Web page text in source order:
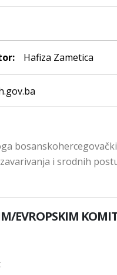
Hafiza Zametica
i srodnih
EVROPSKIM